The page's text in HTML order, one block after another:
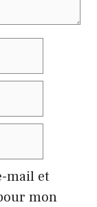
mail et
mon